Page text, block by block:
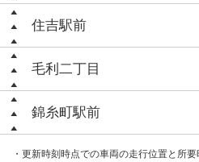
住吉駅前
毛利二丁目
錦糸町駅前
・更新時刻時点での車両の走行位置と所要